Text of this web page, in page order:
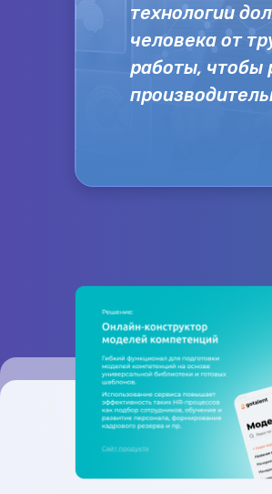
технологии
человека от
работы, чтобы